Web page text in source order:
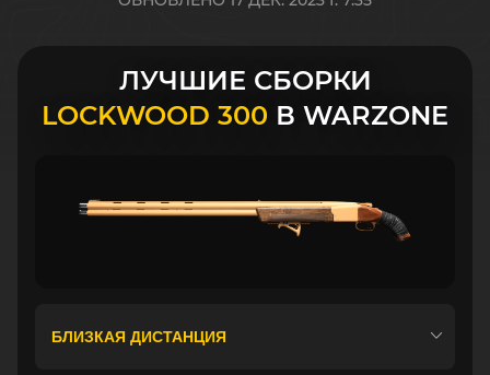
ЛУЧШИЕ СБОРКИ
LOCKWOOD 300 В WARZONE